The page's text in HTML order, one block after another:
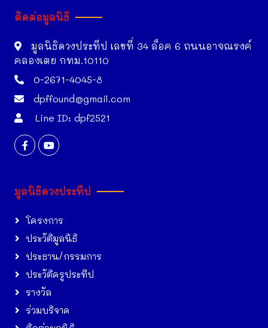
ติดต่อมูลนิธิ
มูลนิธิดวงประทีป เลขที่ 34 ล็อค 6 ถนนอาจณรงค์
คลองเตย กทม.10110
0-2671-4045-8
dpffound@gmail.com
Line ID: dpf2521
มูลนิธิดวงประทีป
โครงการ
ประวัติมูลนิธิ
ประธาน/กรรมการ
ประวัติครูประทีป
รางวัล
ร่วมบริจาค